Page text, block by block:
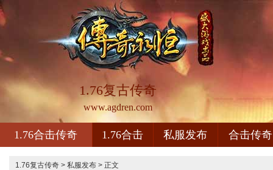
1.76复古传奇
www.agdren.com
1.76合击传奇 1.76合击 私服发布 合击传奇
1.76复古传奇 > 私服发布 > 正文